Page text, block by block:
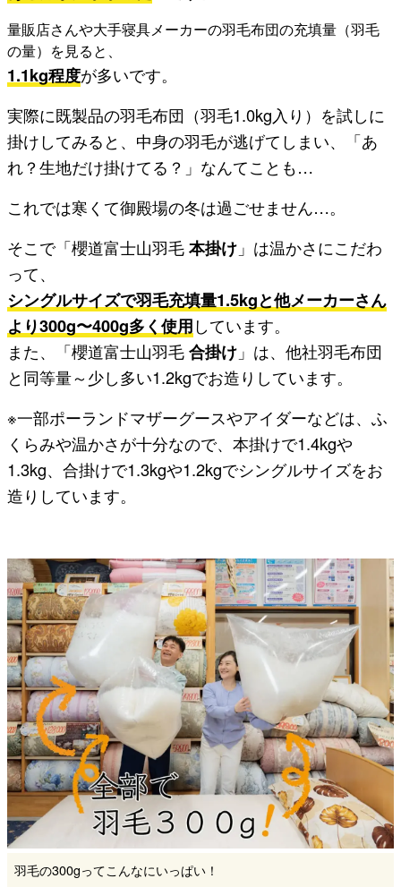
量販店さんや大手寝具メーカーの羽毛布団の充填量（羽毛
の量）を見ると、
1.1kg程度が多いです。
実際に既製品の羽毛布団（羽毛1.0kg入り）を試しに
掛けしてみると、中身の羽毛が逃げてしまい、「あ
れ？生地だけ掛けてる？」なんてことも…
これでは寒くて御殿場の冬は過ごせません…。
そこで「櫻道富士山羽毛本掛け 」は温かさにこだわ
って、
シングルサイズで羽毛充填量1.5kgと他メーカーさん
より300g〜400g多く使用しています。
また、「櫻道富士山羽毛合掛け 」は、他社羽毛布団
と同等量～少し多い1.2kgでお造りしています。
※一部ポーランドマザーグースやアイダーなどは、ふ
くらみや温かさが十分なので、本掛けで1.4kgや
1.3kg、合掛けで1.3kgや1.2kgでシングルサイズをお
造りしています。
羽毛の300gってこんなにいっぱい！